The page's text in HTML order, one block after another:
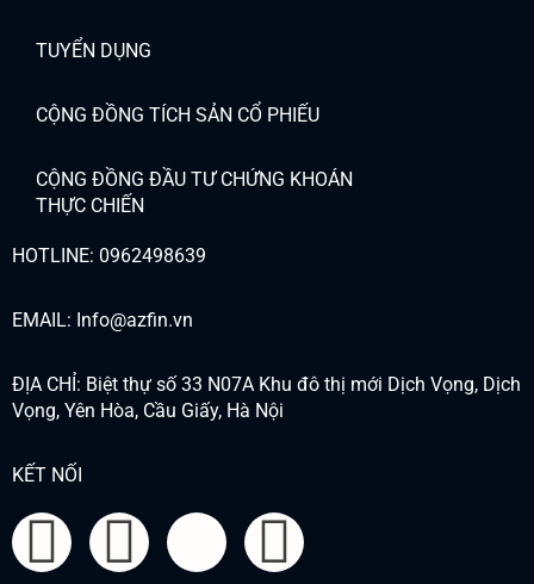
TUYỂN DỤNG
CỘNG ĐỒNG TÍCH SẢN CỔ PHIẾU
CỘNG ĐỒNG ĐẦU TƯ CHỨNG KHOÁN
THỰC CHIẾN
HOTLINE: 0962498639
EMAIL: Info@azfin.vn
ĐỊA CHỈ: Biệt thự số 33 N07A Khu đô thị mới Dịch Vọng, Dịch
Vọng, Yên Hòa, Cầu Giấy, Hà Nội
KẾT NỐI